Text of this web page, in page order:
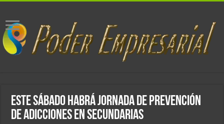
Este sábado habrá jornada de prevención
de adicciones en secundarias